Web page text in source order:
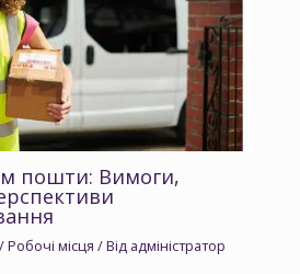
пошти: Вимоги,
/Робочі місця / Від адміністратор